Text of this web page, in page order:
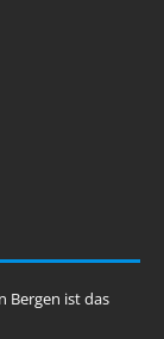
Bergen ist das